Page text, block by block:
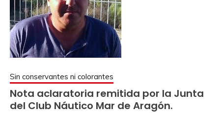
Sin conservantes ni colorantes
Nota aclaratoria remitida por la Junta
del Club Náutico Mar de Aragón.